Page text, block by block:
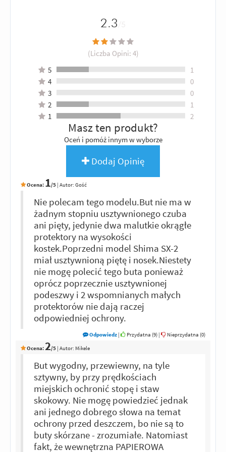
2.3 /5
(Liczba Opini: 4)
5
1
4
0
3
0
2
1
1
2
Masz ten produkt?
Oceń i pomóż innym w wyborze
Dodaj Opinię
Ocena: 1/5 | Autor: Gość
Nie polecam tego modelu.But nie ma w
żadnym stopniu usztywnionego czuba
ani pięty, jedynie dwa malutkie okrągłe
protektory na wysokości
kostek.Poprzedni model Shima SX-2
miał usztywnioną piętę i nosek.Niestety
nie mogę polecić tego buta ponieważ
oprócz poprzecznie usztywnionej
podeszwy i 2 wspomnianych małych
protektorów nie dają raczej
odpowiedniej ochrony.
Odpowiedz | Przydatna (9) | Nieprzydatna (0)
Ocena:2/5 | Autor: Mikele
But wygodny, przewiewny, na tyle
sztywny, by przy prędkościach
miejskich ochronić stopę i staw
skokowy. Nie mogę powiedzieć jednak
ani jednego dobrego słowa na temat
ochrony przed deszczem, bo nie są to
buty skórzane - zrozumiałe. Natomiast
fakt, że wewnętrzna PAPIEROWA